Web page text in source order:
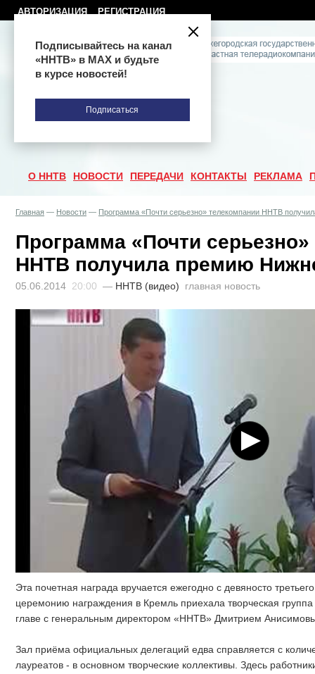
АВТОРИЗАЦИЯ РЕГИСТРАЦИЯ
О ННТВ НОВОСТИ ПЕРЕДАЧИ КОНТАКТЫ РЕКЛАМА
Главная — Новости — Программа «Почти серьезно» телекомпании ННТВ
Программа «Почти
ННТВ получила премию
05.06.2014 20:00 — ННТВ (видео) главная новость
Эта почетная награда вручается ежегодно с девяносто
церемонию награждения в Кремль приехала творческая
главе с генеральным директором «ННТВ» Дмитрием
Зал приёма официальных делегаций едва справляется с
лауреатов - в основном творческие коллективы. Здесь
Подписывайтесь на канал
«ННТВ» в МАХ и будьте
в курсе новостей!
Подписаться